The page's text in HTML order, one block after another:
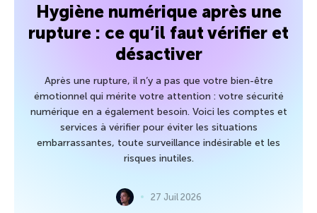
Hygiène numérique après une
rupture : ce qu’il faut vérifier et
désactiver
Après une rupture, il n’y a pas que votre bien-être
émotionnel qui mérite votre attention : votre sécurité
numérique en a également besoin. Voici les comptes et
services à vérifier pour éviter les situations
embarrassantes, toute surveillance indésirable et les
risques inutiles.
27 Juil 2026